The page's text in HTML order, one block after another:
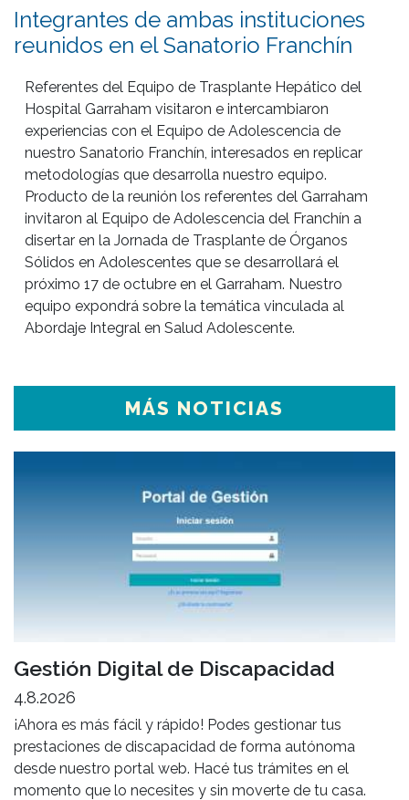
Integrantes de ambas instituciones
reunidos en el Sanatorio Franchín
Referentes del Equipo de Trasplante Hepático del
Hospital Garraham visitaron e intercambiaron
experiencias con el Equipo de Adolescencia de
nuestro Sanatorio Franchín, interesados en replicar
metodologías que desarrolla nuestro equipo.
Producto de la reunión los referentes del Garraham
invitaron al Equipo de Adolescencia del Franchín a
disertar en la Jornada de Trasplante de Órganos
Sólidos en Adolescentes que se desarrollará el
próximo 17 de octubre en el Garraham. Nuestro
equipo expondrá sobre la temática vinculada al
Abordaje Integral en Salud Adolescente.
MÁS NOTICIAS
Gestión Digital de Discapacidad
4.8.2026
¡Ahora es más fácil y rápido! Podes gestionar tus
prestaciones de discapacidad de forma autónoma
desde nuestro portal web. Hacé tus trámites en el
momento que lo necesites y sin moverte de tu casa.